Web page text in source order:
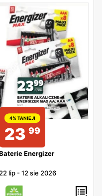
4% TANIEJ!
23 99
Energizer
22 lip -12 sie 2026